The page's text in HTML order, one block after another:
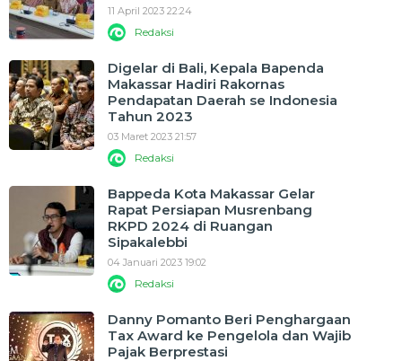
11 April 2023 22:24
Redaksi
Digelar di Bali, Kepala Bapenda
Makassar Hadiri Rakornas
Pendapatan Daerah se Indonesia
Tahun 2023
03 Maret 2023 21:57
Redaksi
Bappeda Kota Makassar Gelar
Rapat Persiapan Musrenbang
RKPD 2024 di Ruangan
Sipakalebbi
04 Januari 2023 19:02
Redaksi
Danny Pomanto Beri Penghargaan
Tax Award ke Pengelola dan Wajib
Pajak Berprestasi